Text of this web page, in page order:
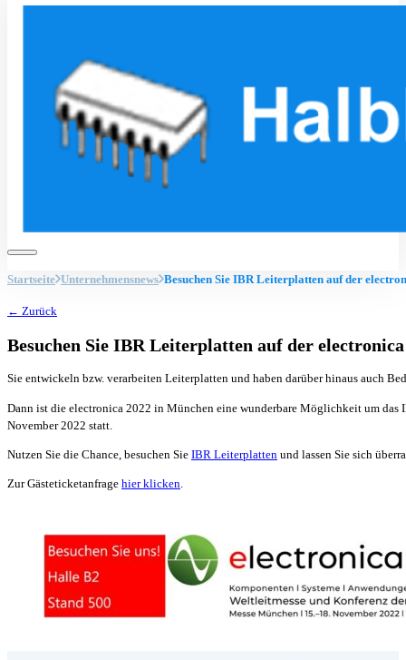
Startseite Unternehmensnews Besuchen Sie IBR Leiterplatten auf der
← Zurück
Besuchen Sie IBR Leiterplatten auf der
Sie entwickeln bzw. verarbeiten Leiterplatten und haben darüber hinaus auch
Dann ist die electronica 2022 in München eine wunderbare Möglichkeit um
November 2022 statt.
Nutzen Sie die Chance, besuchen Sie IBR Leiterplatten und lassen Sie sich
Zur Gästeticketanfrage hier klicken.